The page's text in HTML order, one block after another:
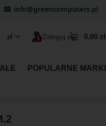
zł Zaloguj się 0,00 zł
POPULARNE MARKI
info@greencomputers.pl